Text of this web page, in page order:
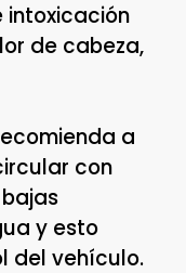
de cabeza,
a
con
y esto
del vehículo.